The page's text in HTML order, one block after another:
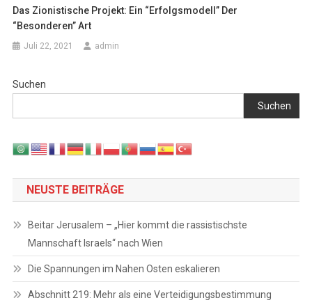
Das Zionistische Projekt: Ein “Erfolgsmodell” Der
“besonderen” Art
Juli 22, 2021 admin
Suchen
Suchen
NEUSTE BEITRÄGE
Beitar Jerusalem – „Hier kommt die rassistischste
Mannschaft Israels“ nach Wien
Die Spannungen im Nahen Osten eskalieren
Abschnitt 219: Mehr als eine Verteidigungsbestimmung